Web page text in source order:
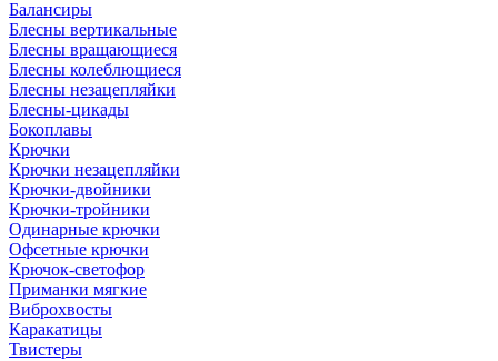
Балансиры
Блесны вертикальные
Блесны вращающиеся
Блесны колеблющиеся
Блесны незацепляйки
Блесны-цикады
Бокоплавы
Крючки
Крючки незацепляйки
Крючки-двойники
Крючки-тройники
Одинарные крючки
Офсетные крючки
Крючок-светофор
Приманки мягкие
Виброхвосты
Каракатицы
Твистеры